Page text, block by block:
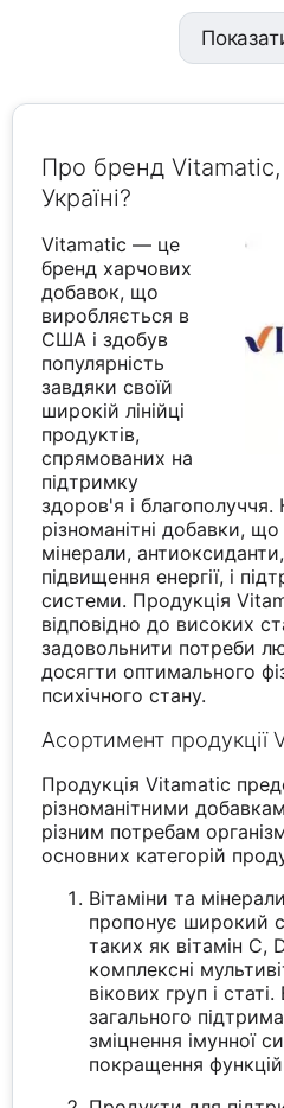
Про бренд
Україні?
Vitamatic — це
бренд харчових
добавок, що
виробляється в
США і здобув
популярність
завдяки своїй
широкій лінійці
продуктів,
спрямованих на
підтримку
здоров'я і благополуччя.
різноманітні добавки,
мінерали,
підвищення енергії, і
системи. Продукція
відповідно до високих
задовольнити потреби
досягти оптимального
психічного стану.
Асортимент продукції
Продукція Vitamatic
різноманітними
різним потребам
основних категорій
Вітаміни та
пропонує широкий
таких як вітамін C,
комплексні
вікових груп і
загального
зміцнення імунної
покращення функцій